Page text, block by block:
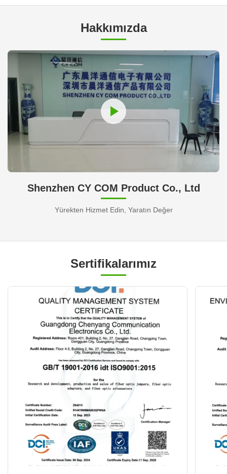
Hakkımızda
Shenzhen CY COM Product Co., Ltd
Yürekten Hizmet Edin, Yaratın Değer
Sertifikalarımız